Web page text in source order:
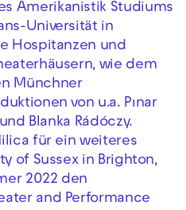
Amerikanistik Studiums
Universität in
Hospitanzen und
wie dem
Münchner
von u.a. Pınar
Blanka Rádóczy.
für ein weiteres
of Sussex in Brighton,
2022 den
and Performance